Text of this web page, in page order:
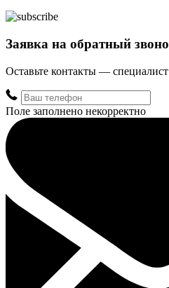
Заявка на обратный
Оставьте контакты —
Поле заполнено некорректно